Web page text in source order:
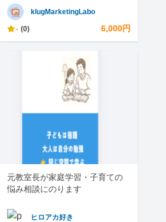
klugMarketingLabo
- (0) 6,000円
元教室長が家庭学習・子育ての
悩み相談にのります
ヒロアカ好き